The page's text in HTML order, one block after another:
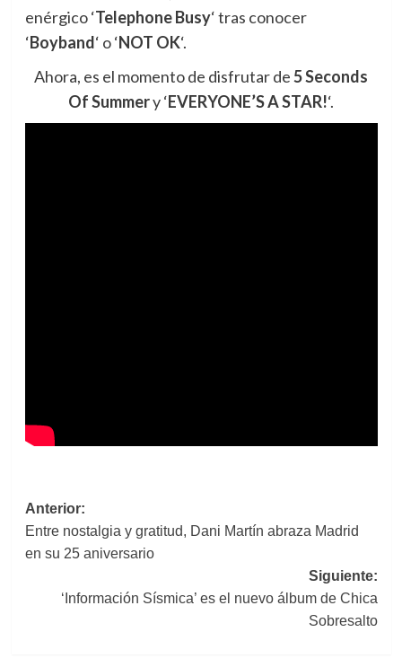
enérgico ‘Telephone Busy‘ tras conocer
‘Boyband‘ o ‘NOT OK‘.
Ahora, es el momento de disfrutar de5 Seconds
Of Summery ‘EVERYONE’S A STAR!‘.
Navegación
de
Anterior:
Entre nostalgia y gratitud, Dani Martín abraza Madrid
en su 25 aniversario
Siguiente:
‘Información Sísmica’ es el nuevo álbum de Chica
Sobresalto